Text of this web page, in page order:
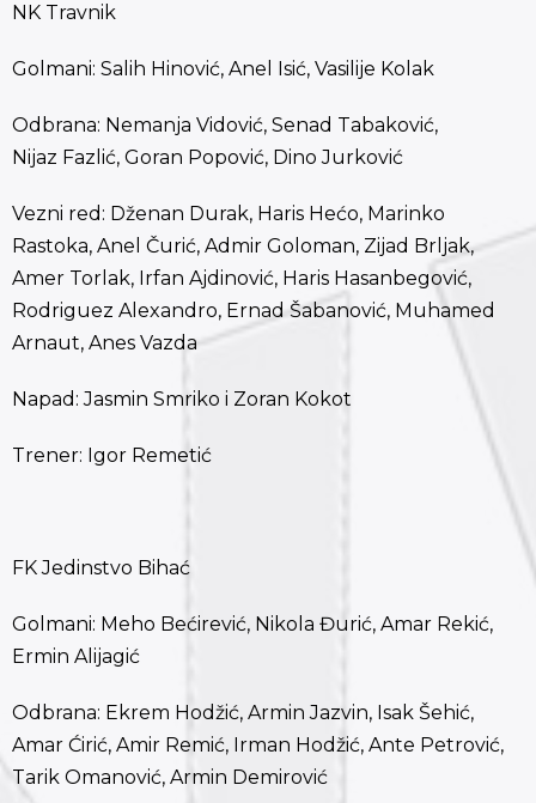
NK Travnik
Golmani: Salih Hinović, Anel Isić, Vasilije Kolak
Odbrana: Nemanja Vidović, Senad Tabaković,
Nijaz Fazlić, Goran Popović, Dino Jurković
Vezni red: Dženan Durak, Haris Hećo, Marinko
Rastoka, Anel Čurić, Admir Goloman, Zijad Brljak,
Amer Torlak, Irfan Ajdinović, Haris Hasanbegović,
Rodriguez Alexandro, Ernad Šabanović, Muhamed
Arnaut, Anes Vazda
Napad: Jasmin Smriko i Zoran Kokot
Trener: Igor Remetić
FK Jedinstvo Bihać
Golmani: Meho Bećirević, Nikola Đurić, Amar Rekić,
Ermin Alijagić
Odbrana: Ekrem Hodžić, Armin Jazvin, Isak Šehić,
Amar Ćirić, Amir Remić, Irman Hodžić, Ante Petrović,
Tarik Omanović, Armin Demirović